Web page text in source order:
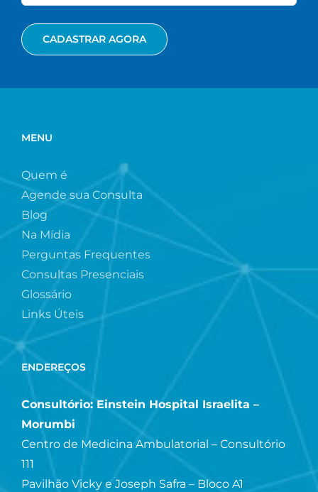
MENU
Quem é
Agende sua Consulta
Blog
Na Mídia
Perguntas Frequentes
Consultas Presenciais
Glossário
Links Úteis
ENDEREÇOS
Consultório: Einstein Hospital Israelita –
Morumbi
Centro de Medicina Ambulatorial – Consultório
111
Pavilhão Vicky e Joseph Safra – Bloco A1